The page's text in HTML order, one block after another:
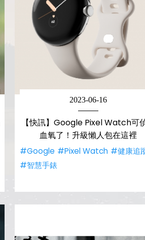
2023-06-16
【快訊】Google Pixel Watch可
血氧了！升級懶人包在這裡
#Google #Pixel Watch #健康追
#智慧手錶